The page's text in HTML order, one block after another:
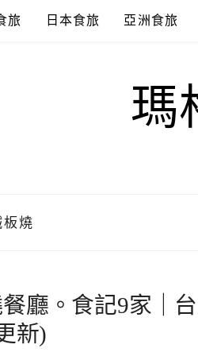
旅 日本食旅 亞洲食旅
瑪
燒
廳。食記9家｜
新)